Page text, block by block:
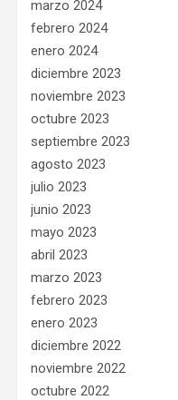
marzo 2024
febrero 2024
enero 2024
diciembre 2023
noviembre 2023
octubre 2023
septiembre 2023
agosto 2023
julio 2023
junio 2023
mayo 2023
abril 2023
marzo 2023
febrero 2023
enero 2023
diciembre 2022
noviembre 2022
octubre 2022